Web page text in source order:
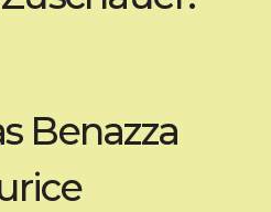
Benazza